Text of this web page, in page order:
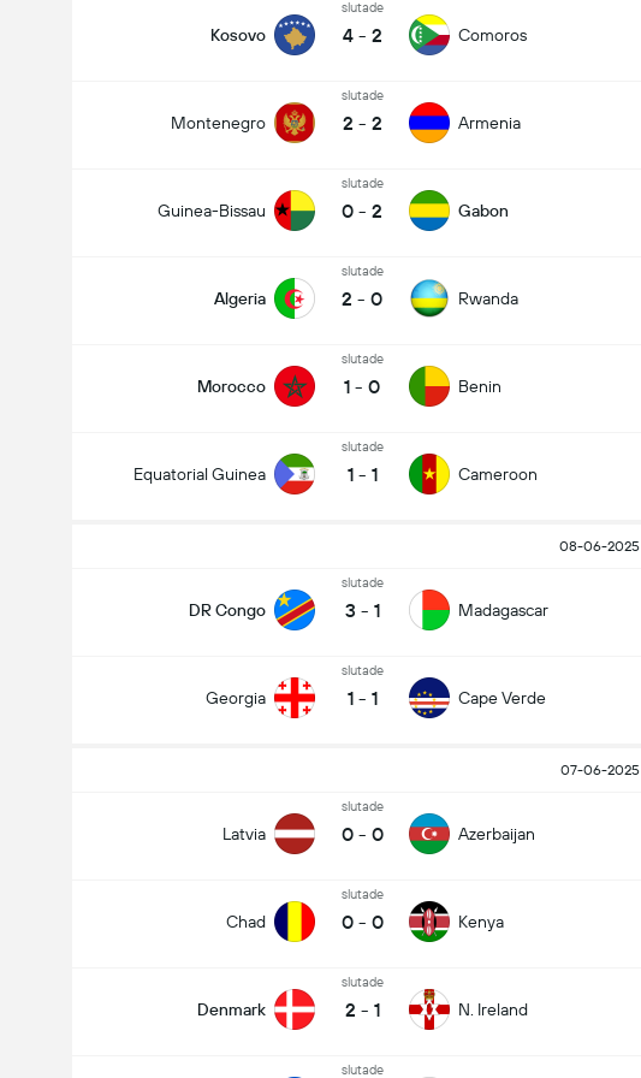
Kosovo
slutade
4 - 2 Comoros
Montenegro
slutade
2 - 2 Armenia
Guinea-Bissau
slutade
0 - 2 Gabon
Algeria
slutade
2 - 0 Rwanda
Morocco
slutade
1 - 0 Benin
Equatorial Guinea
slutade
1 - 1 Cameroon
08-06-2025
DR Congo
slutade
3 - 1 Madagascar
Georgia
slutade
1 - 1 Cape Verde
07-06-2025
Latvia
slutade
0 - 0 Azerbaijan
Chad
slutade
0 - 0 Kenya
Denmark
slutade
2 - 1 N. Ireland
slutade